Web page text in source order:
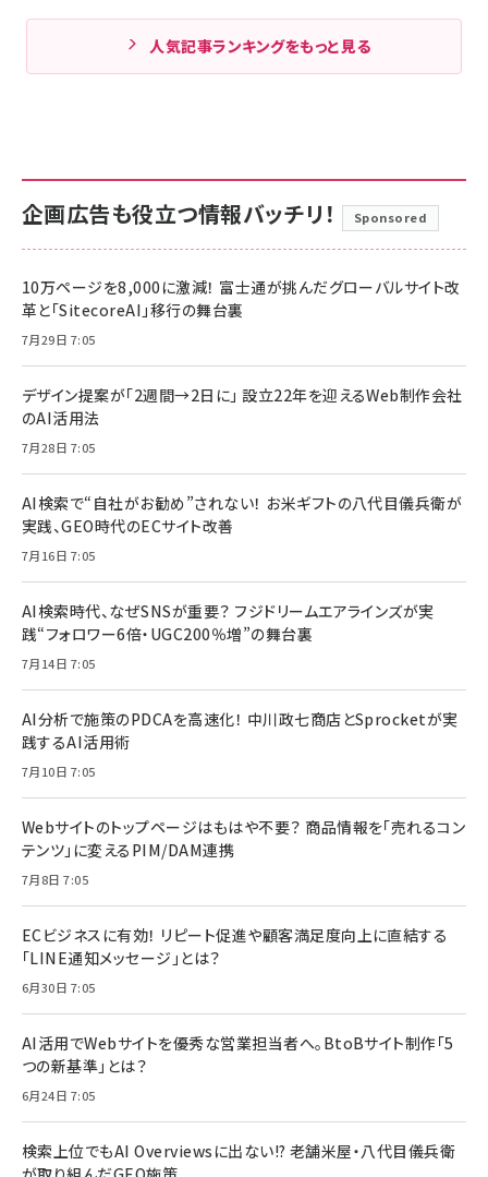
人気記事ランキングをもっと見る
企画広告も役立つ情報バッチリ！ Sponsored
10万ページを8,000に激減！ 富士通が挑んだグローバルサイト改
革と「SitecoreAI」移行の舞台裏
7月29日 7:05
デザイン提案が「2週間→2日に」 設立22年を迎えるWeb制作会社
のAI活用法
7月28日 7:05
AI検索で“自社がお勧め”されない！ お米ギフトの八代目儀兵衛が
実践、GEO時代のECサイト改善
7月16日 7:05
AI検索時代、なぜSNSが重要？ フジドリームエアラインズが実
践“フォロワー6倍・UGC200％増”の舞台裏
7月14日 7:05
AI分析で施策のPDCAを高速化！ 中川政七商店とSprocketが実
践するAI活用術
7月10日 7:05
Webサイトのトップページはもはや不要？ 商品情報を「売れるコン
テンツ」に変えるPIM/DAM連携
7月8日 7:05
ECビジネスに有効！ リピート促進や顧客満足度向上に直結する
「LINE通知メッセージ」とは？
6月30日 7:05
AI活用でWebサイトを優秀な営業担当者へ。BtoBサイト制作「5
つの新基準」とは？
6月24日 7:05
検索上位でもAI Overviewsに出ない!? 老舗米屋・八代目儀兵衛